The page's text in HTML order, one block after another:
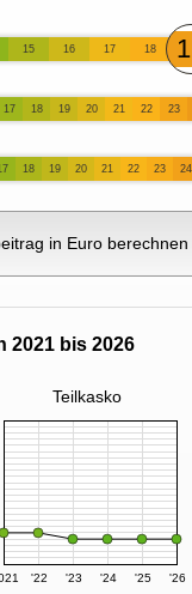
15 16 17 18
17 18 19 20 21 22 23
18 19 20 21 22 23 24
in Euro berechnen
2021 bis 2026
Teilkasko
'22 '23 '24 '25 '26